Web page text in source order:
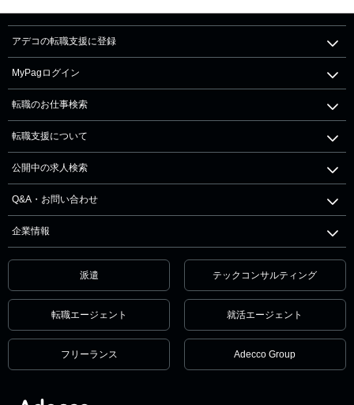
アデコの転職支援に登録
MyPagログイン
転職のお仕事検索
転職支援について
公開中の求人検索
Q&A・お問い合わせ
企業情報
派遣 テックコンサルティング
転職エージェント 就活エージェント
フリーランス Adecco Group